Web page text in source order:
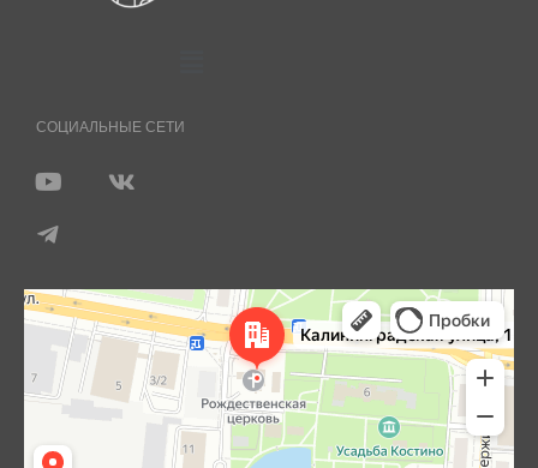
СОЦИАЛЬНЫЕ СЕТИ
Королёв
Яндекс Карты — транспорт, навигация, поиск мест